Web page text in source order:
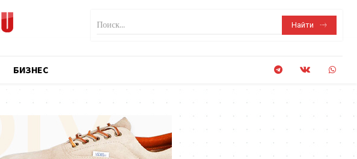
Поиск... Найти
БИЗНЕС